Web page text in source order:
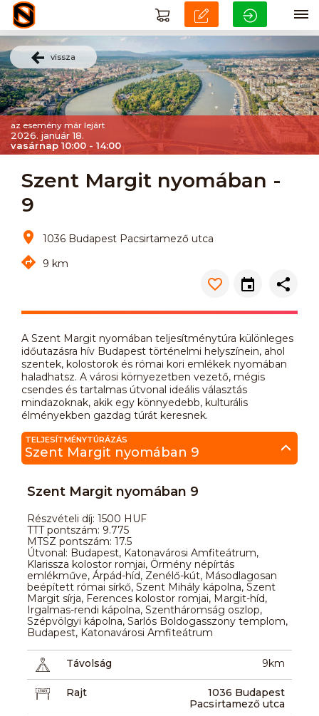
vissza
az esemény már lejárt
2026. január 18.
vasárnap 10:00 - 14:00
Szent Margit nyomában -
9
1036 Budapest Pacsirtamező utca
9 km
A Szent Margit nyomában teljesítménytúra különleges
időutazásra hív Budapest történelmi helyszínein, ahol
szentek, kolostorok és római kori emlékek nyomában
haladhatsz. A városi környezetben vezető, mégis
csendes és tartalmas útvonal ideális választás
mindazoknak, akik egy könnyedebb, kulturális
élményekben gazdag túrát keresnek.
TELJESÍTMÉNYTÚRÁZÁS
Szent Margit nyomában 9
Szent Margit nyomában 9
Részvételi díj: 1500 HUF
TTT pontszám: 9.775
MTSZ pontszám: 17.5
Útvonal: Budapest, Katonavárosi Amfiteátrum,
Klarissza kolostor romjai, Örmény népírtás
emlékműve, Árpád-híd, Zenélő-kút, Másodlagosan
beépített római sírkő, Szent Mihály kápolna, Szent
Margit sírja, Ferences kolostor romjai, Margit-híd,
Irgalmas-rendi kápolna, Szentháromság oszlop,
Szépvölgyi kápolna, Sarlós Boldogasszony templom,
Budapest, Katonavárosi Amfiteátrum
Távolság 9km
Rajt
1036 Budapest
Pacsirtamező utca